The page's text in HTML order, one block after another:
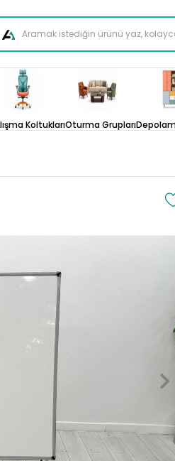
KoltuklarıOturma Grupları